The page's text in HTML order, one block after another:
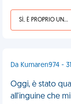
SÌ, È PROPRIO UNA VDM!
Da Kumaren974 -
Oggi, è stato
all'inguine che